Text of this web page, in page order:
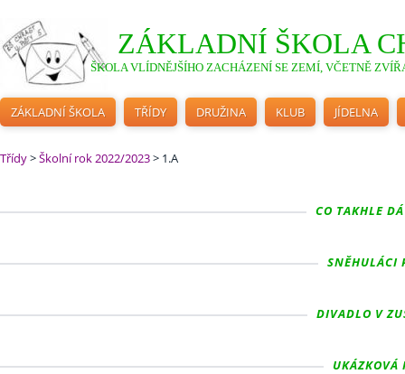
ZÁKLADNÍ ŠKOLA
ŠKOLA VLÍDNĚJŠÍHO ZACHÁZENÍ SE ZEMÍ, VČETNĚ
ZÁKLADNÍ ŠKOLA TŘÍDY DRUŽINA KLUB JÍDELNA
Třídy>Školní rok 2022/2023> 1.A
CO TAKHLE
SNĚHULÁCI
DIVADLO V